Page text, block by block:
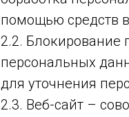
помощью средств
2.2. Блокирование
персональных
для уточнения
2.3. Веб-сайт –